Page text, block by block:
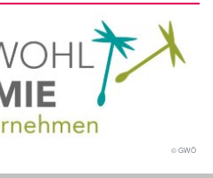
© GWÖ